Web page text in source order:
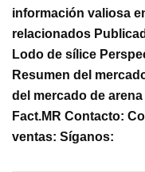
información valiosa
relacionados
Lodo de sílice
Resumen del
del mercado de
Fact.MR Contacto:
ventas: Síganos: